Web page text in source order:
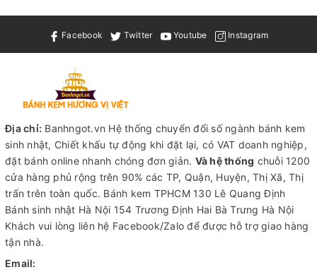
Facebook Twitter Youtube Instagram
Địa chỉ: Banhngot.vn Hệ thống chuyển đổi số ngành bánh kem
sinh nhật, Chiết khấu tự động khi đặt lại, có VAT doanh nghiệp,
đặt bánh online nhanh chóng đơn giản. Và hệ thống chuỗi 1200
cửa hàng phủ rộng trên 90% các TP, Quận, Huyện, Thị Xã, Thị
trấn trên toàn quốc. Bánh kem TPHCM130 Lê Quang Định
Bánh sinh nhật Hà Nội 154 Trương Định Hai Bà Trưng Hà Nội
Khách vui lòng liên hệ Facebook/Zalo để được hỗ trợ giao hàng
tận nhà.
Email: